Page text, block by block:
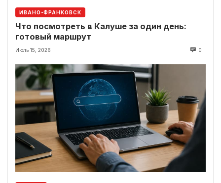
ИВАНО-ФРАНКОВСК
Что посмотреть в Калуше за один день:
готовый маршрут
Июль 15, 2026 0